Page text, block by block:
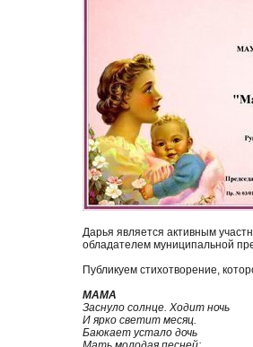
Дарья является активным
обладателем муниципальной
Публикуем стихотворение,
МАМА
Заснуло солнце. Ходит ночь
И ярко светит месяц.
Баюкает устало дочь